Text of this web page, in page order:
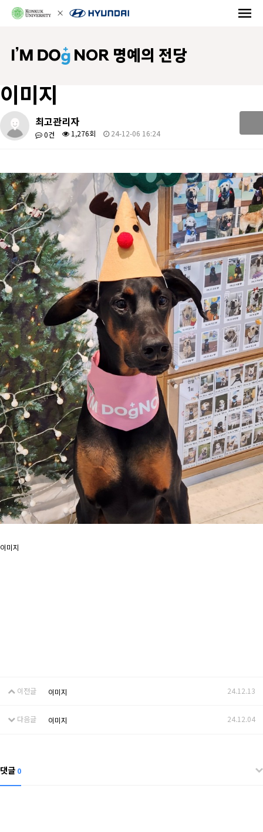
NOR 명예의 전당
이미지
최고관리자
0건 1,276회 24-12-06 16:24
이미지
이전글 이미지 24.12.13
다음글 이미지 24.12.04
댓글 0